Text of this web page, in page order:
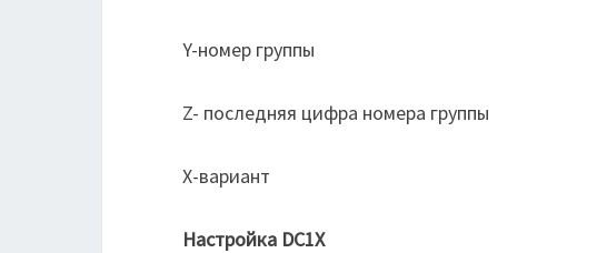
Y-номер группы
Z- последняя цифра номера группы
X-вариант
Настройка DC1X